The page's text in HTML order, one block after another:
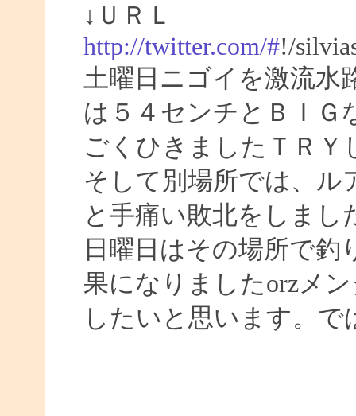
↓ＵＲＬ
http://twitter.com/#!/
土曜日ニゴイを激流水
は５４センチとＢＩＧ
ごくひきましたＴＲ
そして別場所では、ル
と手痛い敗北をしまし
日曜日はその場所で
果になりましたorzメ
したいと思います。で